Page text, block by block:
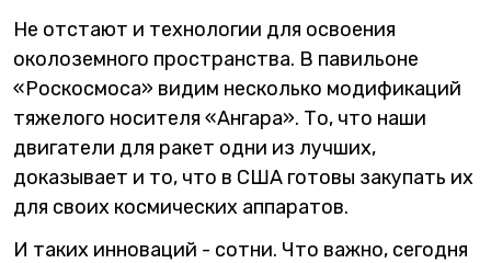
Не отстают и технологии для освоения
околоземного пространства. В павильоне
«Роскосмоса» видим несколько модификаций
тяжелого носителя «Ангара». То, что наши
двигатели для ракет одни из лучших,
доказывает и то, что в США готовы закупать их
для своих космических аппаратов.
И таких инноваций - сотни. Что важно, сегодня